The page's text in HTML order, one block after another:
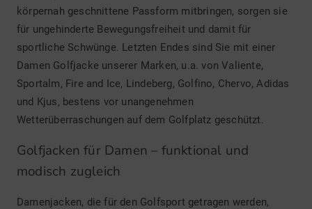
körpernah geschnittene Passform mitbringen, sorgen sie
für ungehinderte Bewegungsfreiheit und damit für
sportliche Schwünge. Letzten Endes sind Sie mit einer
Damen Golfjacke unserer Marken, u.a. von Valiente,
Sportalm, Fire and Ice, Lindeberg, Golfino, Chervo, Adidas
und Kjus, bestens vor unangenehmen
Wetterüberraschungen auf dem Golfplatz geschützt.
Golfjacken für Damen – funktional und
modisch zugleich
Damenjacken, die für den Golfsport getragen werden,